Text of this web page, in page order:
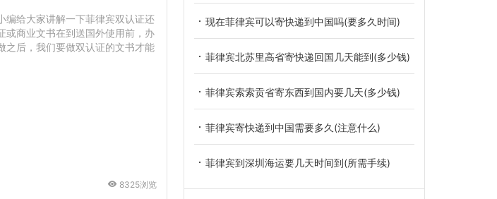
编给大家讲解一下菲律宾双认证还
或商业文书在到送国外使用前，办
之后，我们要做双认证的文书才能
8325浏览
现在菲律宾可以寄快递到中国吗(要多久时间)
菲律宾北苏里高省寄快递回国几天能到(多少钱)
菲律宾索索贡省寄东西到国内要几天(多少钱)
菲律宾寄快递到中国需要多久(注意什么)
菲律宾到深圳海运要几天时间到(所需手续)